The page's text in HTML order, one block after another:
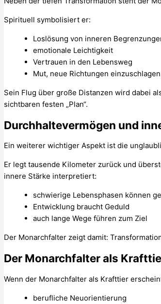
Spirituell symbolisiert er:
Loslösung von inneren
emotionale Leichtigkeit
Vertrauen in den Lebensweg
Mut, neue Richtungen einzuschlagen
Sein Flug über große Distanzen wird dabei
sichtbaren festen „Plan“.
Durchhaltevermögen und
Ein weiterer wichtiger Aspekt ist die
Er legt tausende Kilometer zurück und
innere Stärke interpretiert:
schwierige Lebensphasen können
Entwicklung braucht Geduld
auch lange Wege führen zum Ziel
Der Monarchfalter zeigt damit:
Der Monarchfalter als
Wenn der Monarchfalter als Krafttier
berufliche Neuorientierung